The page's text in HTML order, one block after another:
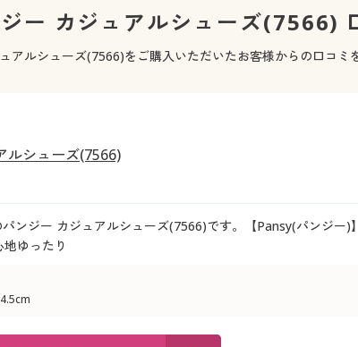
ァッション
着
家電
キッチン・雑貨・日用品
寝具・ベッド
美容・健康・サ
ー カジュアルシューズ(7566)
アルシューズ(7566)をご購入いただいたお客様からの口コミ
ルシューズ(7566)
ンジー カジュアルシューズ(7566)です。【Pansy(パンジー)
ゆったり